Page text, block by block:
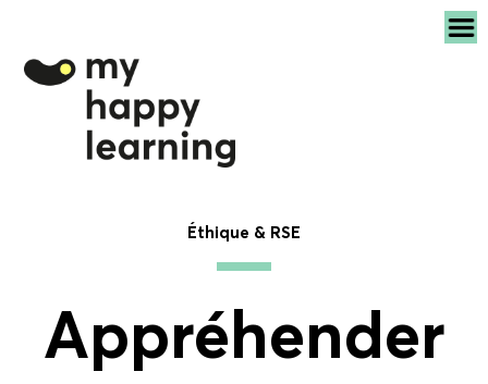
Éthique & RSE
Appréhender